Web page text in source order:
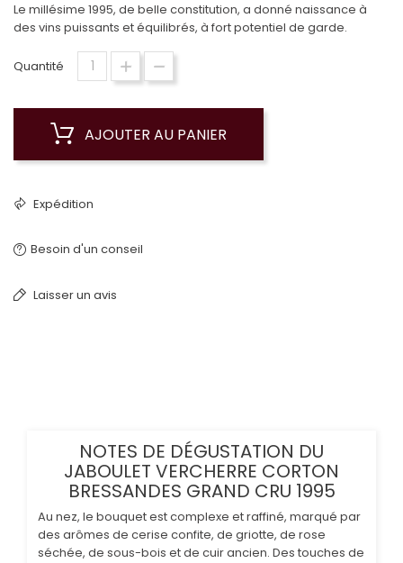
Le millésime 1995, de belle constitution, a donné naissance à
des vins puissants et équilibrés, à fort potentiel de garde.
Quantité
AJOUTER AU PANIER
Expédition
Besoin d'un conseil
Laisser un avis
NOTES DE DÉGUSTATION DU
JABOULET VERCHERRE CORTON
BRESSANDES GRAND CRU 1995
Au nez, le bouquet est complexe et raffiné, marqué par
des arômes de cerise confite, de griotte, de rose
séchée, de sous-bois et de cuir ancien. Des touches de